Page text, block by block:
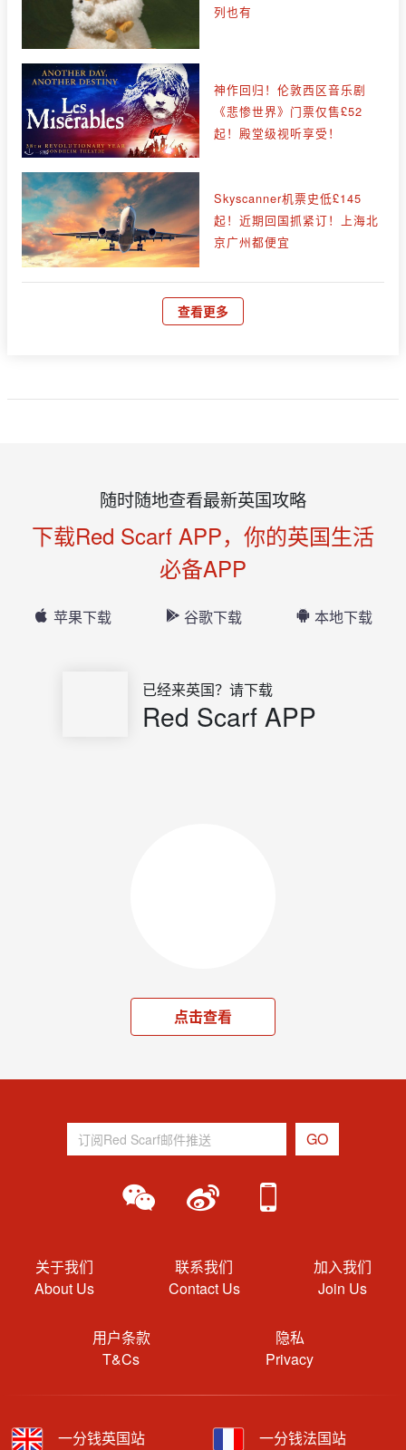
列也有
神作回归！伦敦西区音乐剧
《悲惨世界》门票仅售£52
起！殿堂级视听享受！
Skyscanner机票史低£145
起！近期回国抓紧订！上海北
京广州都便宜
查看更多
随时随地查看最新英国攻略
下载Red Scarf APP，你的英国生活
必备APP
苹果下载 谷歌下载 本地下载
已经来英国？请下载
Red Scarf APP
点击查看
关于我们
About Us
联系我们
Contact Us
加入我们
Join Us
用户条款
T&Cs
隐私
Privacy
一分钱英国站 一分钱法国站